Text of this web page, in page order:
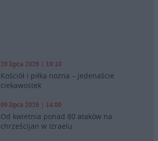
20 lipca 2026 | 19:10
Kościół i piłka nożna – jedenaście
ciekawostek
09 lipca 2026 | 14:00
Od kwietnia ponad 80 ataków na
chrześcijan w Izraelu